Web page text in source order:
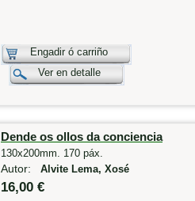
Engadir ó carriño
Ver en detalle
Dende os ollos da conciencia
130x200mm. 170 páx.
Autor: Alvite Lema, Xosé
16,00 €